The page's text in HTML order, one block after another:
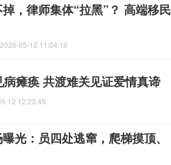
，律师集体“拉黑”？ 高端移民
2026-05-12 11:04:10
瘫痪 共渡难关见证爱情真谛
12 12:23:45
光：员四处逃窜，爬梯摸顶、